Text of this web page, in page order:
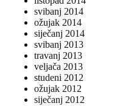
svibanj 2014
ožujak 2014
siječanj 2014
svibanj 2013
travanj 2013
veljača 2013
studeni 2012
ožujak 2012
siječanj 2012